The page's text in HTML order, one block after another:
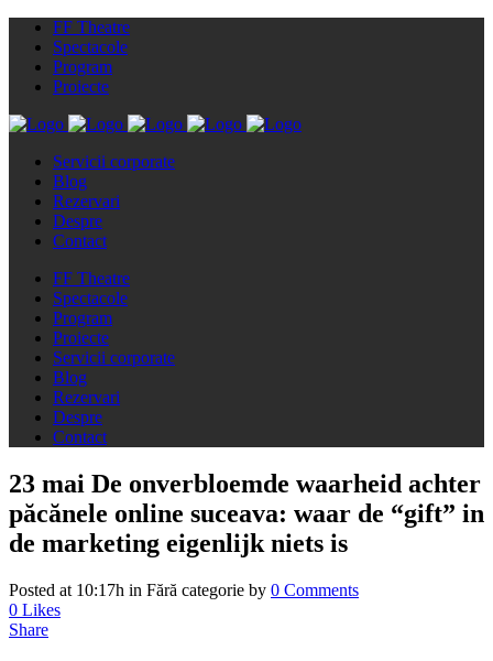
FF Theatre
Spectacole
Program
Proiecte
Servicii corporate
Blog
Rezervari
Despre
Contact
FF Theatre
Spectacole
Program
Proiecte
Servicii corporate
Blog
Rezervari
Despre
Contact
23 mai De onverbloemde waarheid achter
păcănele online suceava: waar de “gift” in
de marketing eigenlijk niets is
Posted at 10:17h in Fără categorie by 0 Comments
0 Likes
Share